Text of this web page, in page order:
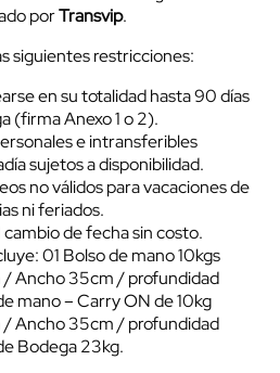
porTransvip.
siguientes restricciones:
en su totalidad hasta 90 días
(firma Anexo 1 o 2).
e intransferibles
sujetos a disponibilidad.
no válidos para vacaciones de
ni feriados.
de fecha sin costo.
01 Bolso de mano 10kgs
/ Ancho 35cm / profundidad
mano – Carry ON de 10kg
/ Ancho 35cm / profundidad
Bodega 23kg.